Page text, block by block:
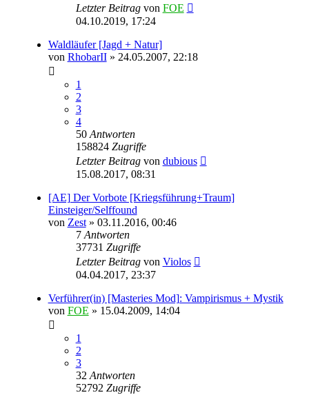
Letzter Beitrag von FOE
04.10.2019, 17:24
Waldläufer [Jagd + Natur]
von RhobarII» 24.05.2007, 22:18
1
2
3
4
50 Antworten
158824 Zugriffe
Letzter Beitrag von dubious
15.08.2017, 08:31
[AE] Der Vorbote [Kriegsführung+Traum]
Einsteiger/Selffound
von Zest» 03.11.2016, 00:46
7 Antworten
37731 Zugriffe
Letzter Beitrag von Violos
04.04.2017, 23:37
Verführer(in) [Masteries Mod]: Vampirismus + Mystik
von FOE » 15.04.2009, 14:04
1
2
3
32 Antworten
52792 Zugriffe